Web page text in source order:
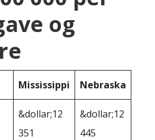
og
Mississippi Nebraska
&dollar;12
351
&dollar;12
445